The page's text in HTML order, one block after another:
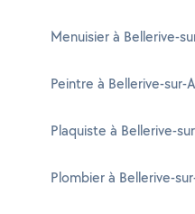
Menuisier à Bellerive-
Peintre à Bellerive-sur-
Plaquiste à Bellerive-
Plombier à Bellerive-